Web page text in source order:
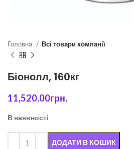
Головна Всі товари компанії
Біонолл, 160кг
11,520.00грн.
В наявності
ДОДАТИ В КОШИК